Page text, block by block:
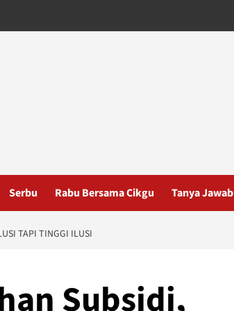
Serbu Rabu Bersama Cikgu Tanya Jawab
TAPI TINGGI ILUSI
Subsidi,